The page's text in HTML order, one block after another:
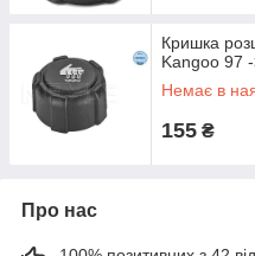
Кришка
Kangoo 97
Немає в
155 ₴
Про нас